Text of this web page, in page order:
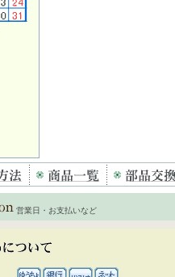
営業日・お支払いなど